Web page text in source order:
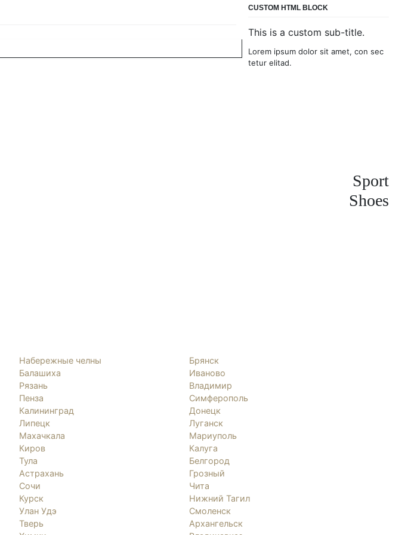
CUSTOM HTML BLOCK
This is a custom sub-title.
Lorem ipsum dolor sit amet, con sec
tetur elitad.
Sport
Shoes
Набережные челны
Балашиха
Рязань
Пенза
Калининград
Липецк
Махачкала
Киров
Тула
Астрахань
Сочи
Курск
Улан Удэ
Тверь
Брянск
Иваново
Владимир
Симферополь
Донецк
Луганск
Мариуполь
Калуга
Белгород
Грозный
Чита
Нижний Тагил
Смоленск
Архангельск